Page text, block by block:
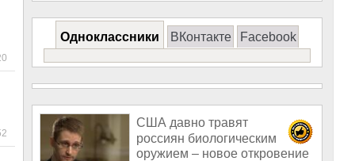
Одноклассники ВКонтакте Facebook
США давно травят
россиян биологическим
оружием – новое откровение